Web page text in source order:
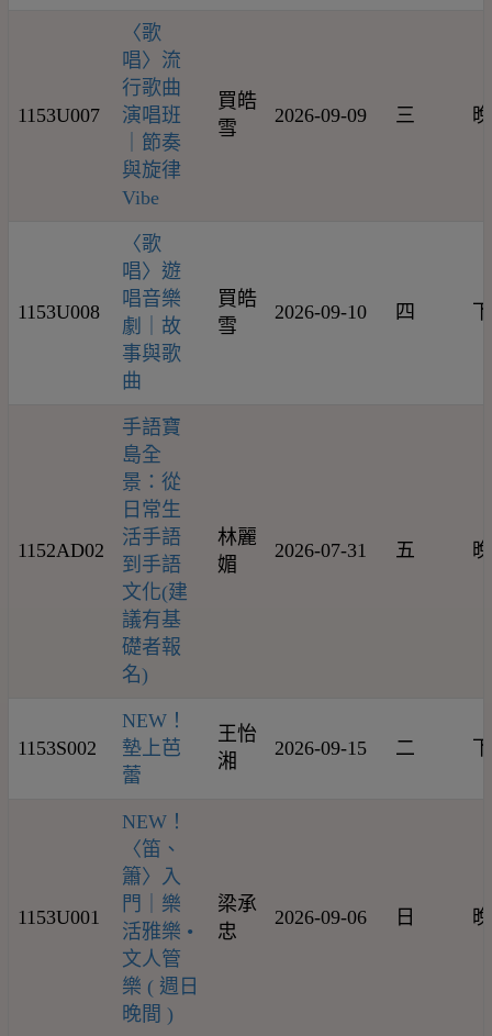
1153U007
〈歌
唱〉流
行歌曲
演唱班
｜節奏
與旋律
Vibe
買皓
雪
2026-09-09 三
1153U008
〈歌
唱〉遊
唱音樂
劇｜故
事與歌
曲
買皓
雪
2026-09-10 四
1152AD02
手語寶
島全
景：從
日常生
活手語
到手語
文化(建
議有基
礎者報
名)
林麗
媚
2026-07-31 五
1153S002
NEW！
墊上芭
蕾
王怡
湘
2026-09-15 二
1153U001
NEW！
〈笛、
簫〉入
門｜樂
活雅樂 •
文人管
樂 ( 週日
晚間 )
梁承
忠
2026-09-06 日